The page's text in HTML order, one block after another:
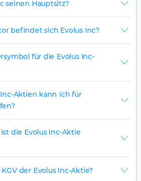
seinen Hauptsitz?
befindet sich Evolus Inc?
für die Evolus Inc-
Aktien kann ich für
die Evolus Inc-Aktie
der Evolus Inc-Aktie?